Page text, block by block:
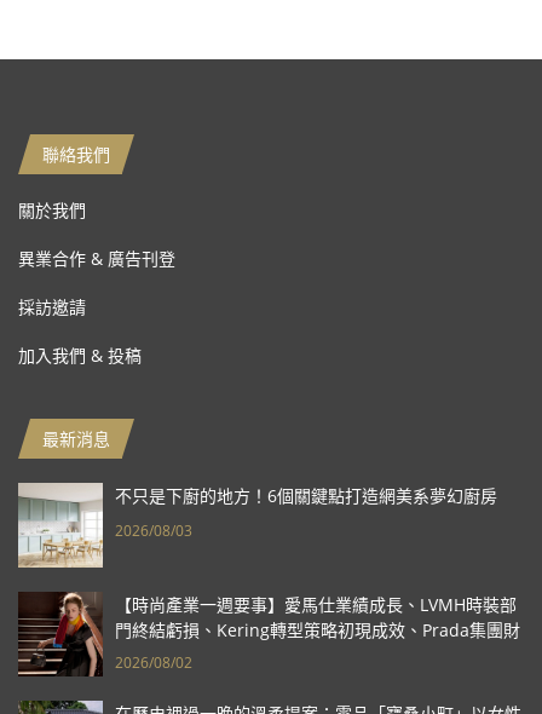
聯絡我們
關於我們
異業合作 & 廣告刊登
採訪邀請
加入我們 & 投稿
最新消息
不只是下廚的地方！6個關鍵點打造網美系夢幻廚房
2026/08/03
【時尚產業一週要事】愛馬仕業績成長、LVMH時裝部
門終結虧損、Kering轉型策略初現成效、Prada集團財
報亮眼
2026/08/02